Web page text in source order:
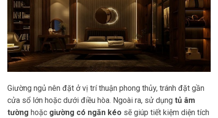
Giường ngủ nên đặt ở vị trí thuận phong thủy, tránh đặt gần
cửa sổ lớn hoặc dưới điều hòa. Ngoài ra, sử dụng tủ âm
tường hoặc giường có ngăn kéo sẽ giúp tiết kiệm diện tích